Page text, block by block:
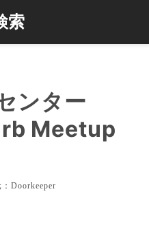
索
ンター
Meetup
：Doorkeeper